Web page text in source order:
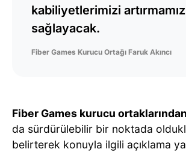
kabiliyetlerimizi
sağlayacak.
Fiber Games Kurucu Ortağı Faruk Akıncı
Fiber Games kurucu
da sürdürülebilir bir noktada
belirterek konuyla ilgili açıklama